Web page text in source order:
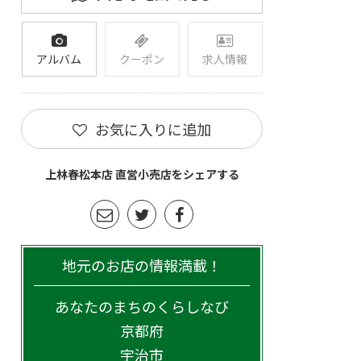
アルバム クーポン 求人情報
お気に入りに追加
上林春松本店 直営小売店をシェアする
地元のお店の情報満載！
あなたのまちのくらしなび
京都府
宇治市